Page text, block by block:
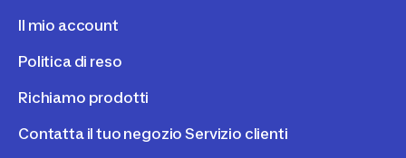
Il mio account
Politica di reso
Richiamo prodotti
Contatta il tuo negozio Servizio clienti